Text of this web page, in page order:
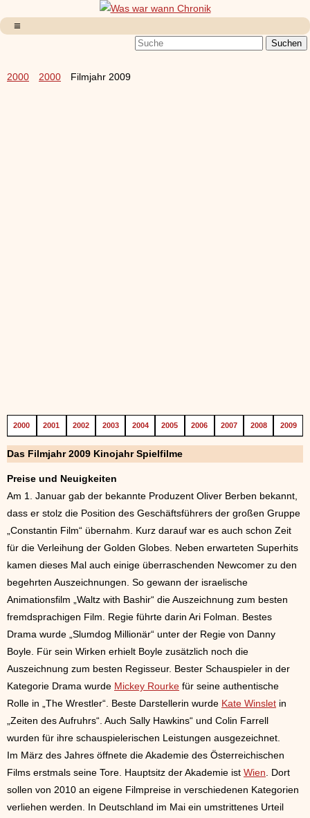
2000 2000 Filmjahr 2009
2000 2001 2002 2003 2004 2005 2006 2007 2008 2009
Das Filmjahr 2009 Kinojahr Spielfilme
Preise und Neuigkeiten
Am 1. Januar gab der bekannte Produzent Oliver Berben bekannt,
dass er stolz die Position des Geschäftsführers der großen Gruppe
„Constantin Film“ übernahm. Kurz darauf war es auch schon Zeit
für die Verleihung der Golden Globes. Neben erwarteten Superhits
kamen dieses Mal auch einige überraschenden Newcomer zu den
begehrten Auszeichnungen. So gewann der israelische
Animationsfilm „Waltz with Bashir“ die Auszeichnung zum besten
fremdsprachigen Film. Regie führte darin Ari Folman. Bestes
Drama wurde „Slumdog Millionär“ unter der Regie von Danny
Boyle. Für sein Wirken erhielt Boyle zusätzlich noch die
Auszeichnung zum besten Regisseur. Bester Schauspieler in der
Kategorie Drama wurde Mickey Rourke für seine authentische
Rolle in „The Wrestler“. Beste Darstellerin wurde Kate Winslet in
„Zeiten des Aufruhrs“. Auch Sally Hawkins“ und Colin Farrell
wurden für ihre schauspielerischen Leistungen ausgezeichnet.
Im März des Jahres öffnete die Akademie des Österreichischen
Films erstmals seine Tore. Hauptsitz der Akademie ist Wien. Dort
sollen von 2010 an eigene Filmpreise in verschiedenen Kategorien
verliehen werden. In Deutschland im Mai ein umstrittenes Urteil